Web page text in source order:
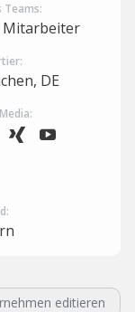
Teams:
Mitarbeiter
DE
editieren